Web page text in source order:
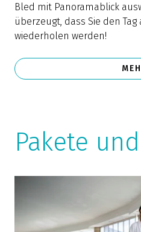
Bled mit Panoramablick
überzeugt, dass Sie den
wiederholen werden!
Pakete